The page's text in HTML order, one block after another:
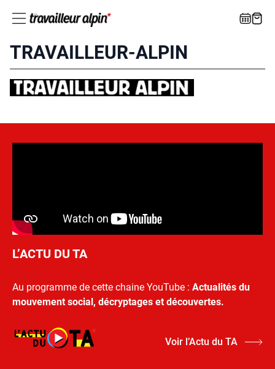
TRAVAILLEUR-ALPIN
L’ACTU DU TA
Au programme de cette chaine YouTube : Actualités du
mouvement social, décryptages et découvertes.
Voir l’Actu du TA